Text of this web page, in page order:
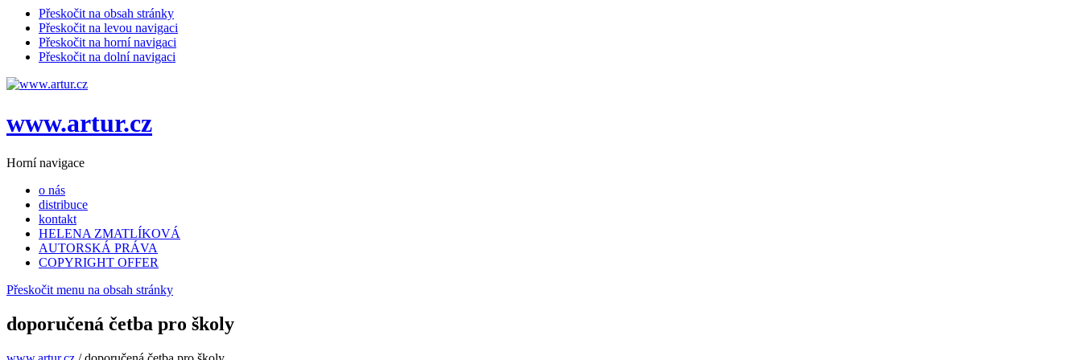
Přeskočit na obsah stránky
Přeskočit na levou navigaci
Přeskočit na horní navigaci
Přeskočit na dolní navigaci
www.artur.cz
Horní navigace
o nás
distribuce
kontakt
HELENA ZMATLÍKOVÁ
AUTORSKÁ PRÁVA
COPYRIGHT OFFER
Přeskočit menu na obsah stránky
doporučená četba pro školy